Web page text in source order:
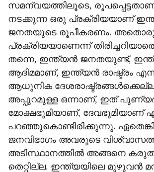
സമന്വയത്തിലൂടെ,
നടക്കുന്ന ഒരു പ്രക്രിയയാണ്
ജനതയുടെ രൂപീകരണം.
പ്രക്രിയയാണെന്ന്
തന്നെ, ഇന്ത്യന്‍ ജനതയുണ്ട്,
ആദിമമാണ്, ഇന്ത്യന്‍ രാഷ്ട്രം
ആധുനിക
അപ്പുറമുള്ള ഒന്നാണ്, ഇത്
മോക്ഷഭൂമിയാണ്, ദേവഭൂമിയാണ്
പറഞ്ഞുകൊണ്ടിരിക്കുന്നു.
ജനവിഭാഗം അവരുടെ
അടിസ്ഥാനത്തില്‍ അങ്ങനെ
തെറ്റില്ല. ഇന്ത്യയിലെ മുഴുവന്‍